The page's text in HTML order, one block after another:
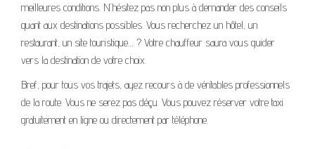
meilleures conditions. N’hésitez pas non plus à demander des conseils
quant aux destinations possibles. Vous recherchez un hôtel, un
restaurant, un site touristique… ? Votre chauffeur saura vous guider
vers la destination de votre choix.
Bref, pour tous vos trajets, ayez recours à de véritables professionnels
de la route. Vous ne serez pas déçu. Vous pouvez réserver votre taxi
gratuitement en ligne ou directement par téléphone.